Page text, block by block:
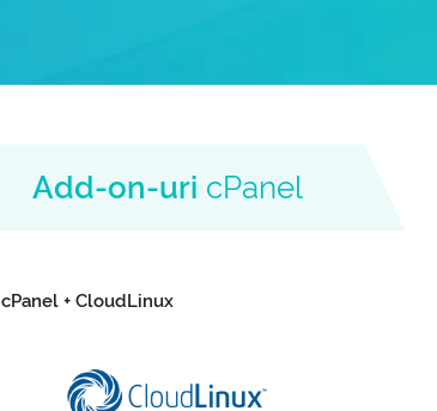
Add-on-uri cPanel
cPanel + CloudLinux